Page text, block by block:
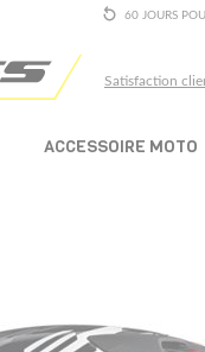
60 JOURS
Satisfaction
ACCESSOIRE MOTO